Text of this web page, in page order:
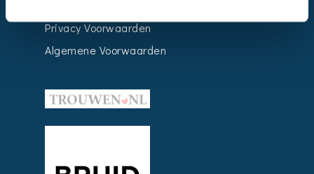
Privacy Voorwaarden
Algemene Voorwaarden